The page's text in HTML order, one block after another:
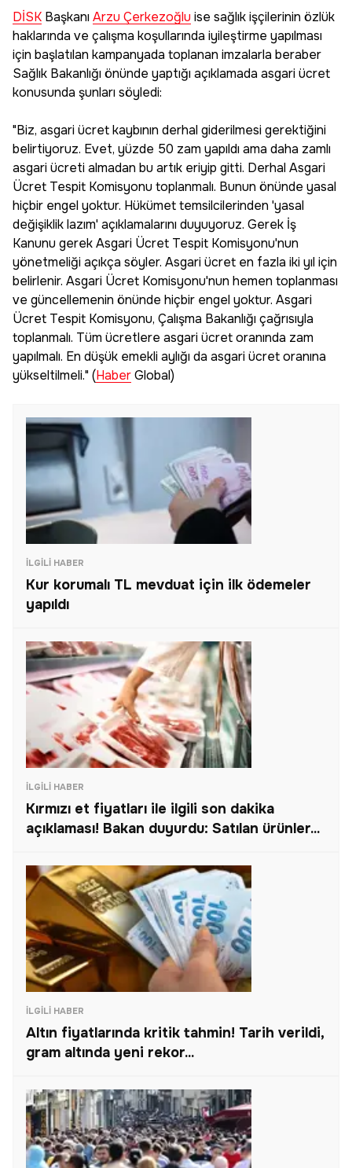
DİSK BaşkanıArzu Çerkezoğlu ise sağlık işçilerinin özlük
haklarında ve çalışma koşullarında iyileştirme yapılması
için başlatılan kampanyada toplanan imzalarla beraber
Sağlık Bakanlığı önünde yaptığı açıklamada asgari ücret
konusunda şunları söyledi:
"Biz, asgari ücret kaybının derhal giderilmesi gerektiğini
belirtiyoruz. Evet, yüzde 50 zam yapıldı ama daha zamlı
asgari ücreti almadan bu artık eriyip gitti. Derhal Asgari
Ücret Tespit Komisyonu toplanmalı. Bunun önünde yasal
hiçbir engel yoktur. Hükümet temsilcilerinden 'yasal
değişiklik lazım' açıklamalarını duyuyoruz. Gerek İş
Kanunu gerek Asgari Ücret Tespit Komisyonu'nun
yönetmeliği açıkça söyler. Asgari ücret en fazla iki yıl için
belirlenir. Asgari Ücret Komisyonu'nun hemen toplanması
ve güncellemenin önünde hiçbir engel yoktur. Asgari
Ücret Tespit Komisyonu, Çalışma Bakanlığı çağrısıyla
toplanmalı. Tüm ücretlere asgari ücret oranında zam
yapılmalı. En düşük emekli aylığı da asgari ücret oranına
yükseltilmeli." (HaberGlobal)
İLGILI HABER
Kur korumalı TL mevduat için ilk ödemeler
yapıldı
İLGILI HABER
Kırmızı et fiyatları ile ilgili son dakika
açıklaması! Bakan duyurdu: Satılan ürünler...
İLGILI HABER
Altın fiyatlarında kritik tahmin! Tarih verildi,
gram altında yeni rekor...